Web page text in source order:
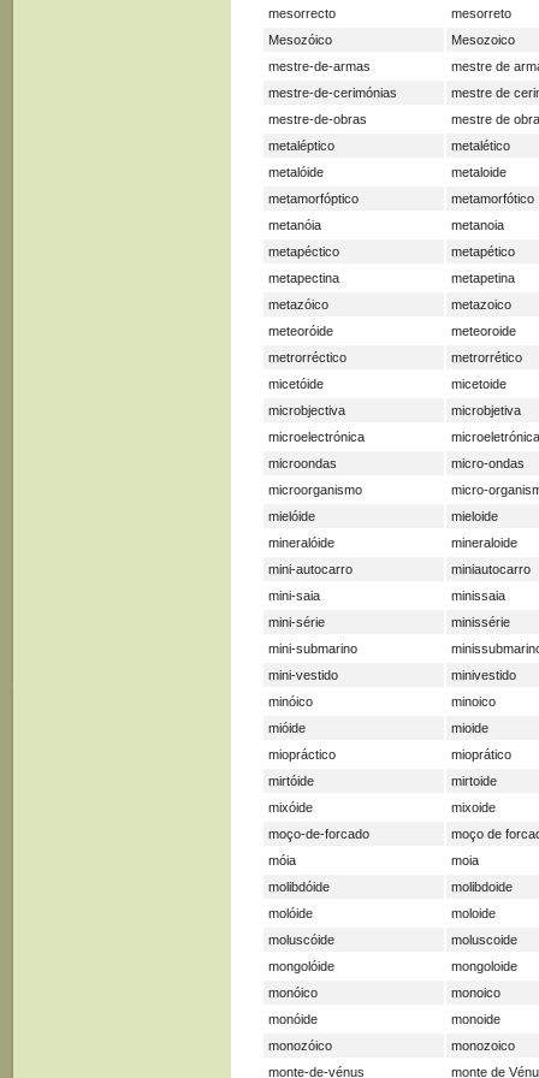
mesorrecto
mesorreto
Mesozóico
Mesozoico
mestre-de-armas
mestre de
mestre-de-cerimónias
mestre de
mestre-de-obras
mestre de
metaléptico
metalético
metalóide
metaloide
metamorfóptico
metamorfótico
metanóia
metanoia
metapéctico
metapético
metapectina
metapetina
metazóico
metazoico
meteoróide
meteoroide
metrorréctico
metrorrético
micetóide
micetoide
microbjectiva
microbjetiva
microelectrónica
microeletrónica
microondas
micro-ondas
microorganismo
micro-
mielóide
mieloide
mineralóide
mineraloide
mini-autocarro
miniautocarro
mini-saia
minissaia
mini-série
minissérie
mini-submarino
mini-vestido
minivestido
minóico
minoico
mióide
mioide
miopráctico
mioprático
mirtóide
mirtoide
mixóide
mixoide
moço-de-forcado
moço de
móia
moia
molibdóide
molibdoide
molóide
moloide
moluscóide
moluscoide
mongolóide
mongoloide
monóico
monoico
monóide
monoide
monozóico
monozoico
monte-de-vénus
monte de